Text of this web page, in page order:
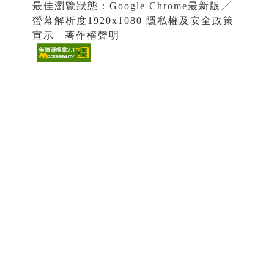
最佳瀏覽狀態：Google Chrome最新版╱
螢幕解析度1920x1080 隱私權及安全政策
宣示 | 著作權聲明